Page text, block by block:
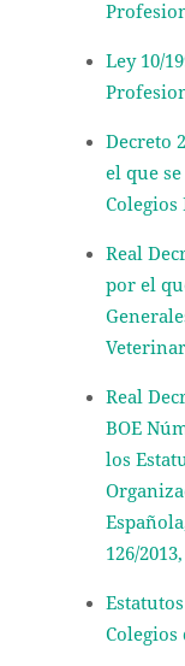
Ley 10/
Decreto
el que
Colegios
Real
por el
Real
BOE
los
126/
Colegios